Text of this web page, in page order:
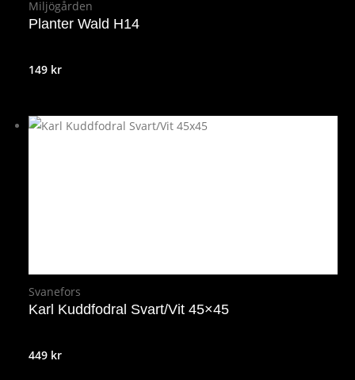
Miljögården
Planter Wald H14
149 kr
Svanefors
Karl Kuddfodral Svart/Vit 45×45
449 kr